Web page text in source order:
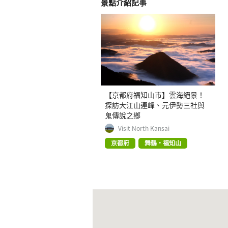
景點介紹記事
【京都府福知山市】雲海絕景！
探訪大江山連峰、元伊勢三社與
鬼傳說之鄉
Visit North Kansai
京都府
舞鶴・福知山